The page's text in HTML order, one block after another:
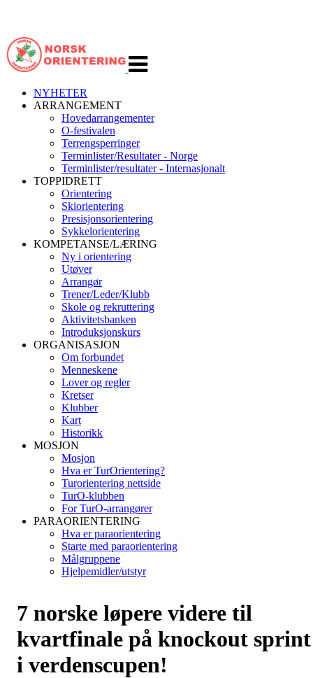
navigasjon
NYHETER
ARRANGEMENT
Hovedarrangementer
O-festivalen
Terrengsperringer
Terminlister/Resultater - Norge
Terminlister/resultater - Internasjonalt
TOPPIDRETT
Orientering
Skiorientering
Presisjonsorientering
Sykkelorientering
KOMPETANSE/LÆRING
Ny i orientering
Utøver
Arrangør
Trener/Leder/Klubb
Skole og rekruttering
Aktivitetsbanken
Introduksjonskurs
ORGANISASJON
Om forbundet
Menneskene
Lover og regler
Kretser
Klubber
Kart
Historikk
MOSJON
Mosjon
Hva er TurOrientering?
Turorientering nettside
TurO-klubben
For TurO-arrangører
PARAORIENTERING
Hva er paraorientering
Starte med paraorientering
Målgruppene
Hjelpemidler/utstyr
7 norske løpere videre til
kvartfinale på knockout sprint
i verdenscupen!